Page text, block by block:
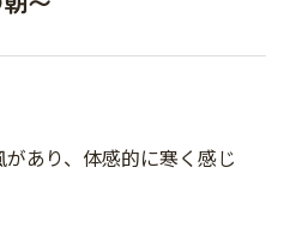
あり、体感的に寒く感じ